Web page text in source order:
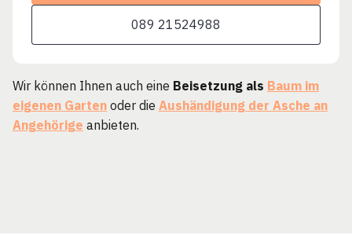
089 21524988
Wir können Ihnen auch eine Beisetzung als Baum im
eigenen Garten oder die Aushändigung der Asche an
Angehörige anbieten.